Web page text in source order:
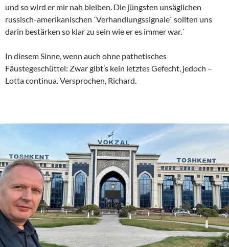
und so wird er mir nah bleiben. Die jüngsten unsäglichen
russisch-amerikanischen `Verhandlungssignale` sollten uns
darin bestärken so klar zu sein wie er es immer war.´
In diesem Sinne, wenn auch ohne pathetisches
Fäustegeschüttel: Zwar gibt’s kein letztes Gefecht, jedoch –
Lotta continua. Versprochen, Richard.